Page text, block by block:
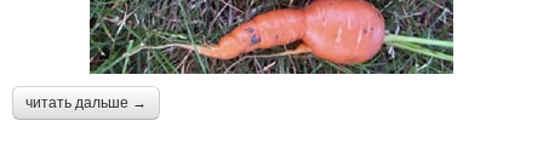
читать дальше →